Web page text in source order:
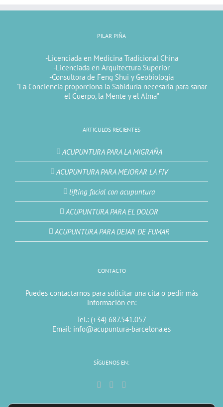
PILAR PIÑA
-Licenciada en Medicina Tradicional China
-Licenciada en Arquitectura Superior
-Consultora de Feng Shui y Geobiologia
"La Conciencia proporciona la Sabiduría necesaria para sanar
el Cuerpo, la Mente y el Alma"
ARTICULOS RECIENTES
ACUPUNTURA PARA LA MIGRAÑA
ACUPUNTURA PARA MEJORAR LA FIV
lifting facial con acupuntura
ACUPUNTURA PARA EL DOLOR
ACUPUNTURA PARA DEJAR DE FUMAR
CONTACTO
Puedes contactarnos para solicitar una cita o pedir más
información en:
Tel.: (+34) 687.541.057
Email: info@acupuntura-barcelona.es
SÍGUENOS EN: